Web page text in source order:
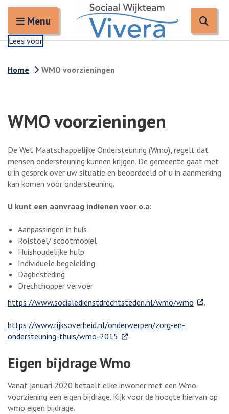
Open en sluit het
Menu
Lees voor
Home WMO voorzieningen
WMO voorzieningen
De Wet Maatschappelijke Ondersteuning (Wmo), regelt dat
mensen ondersteuning kunnen krijgen. De gemeente gaat met
u in gesprek over uw situatie en beoordeeld of u in aanmerking
kan komen voor ondersteuning.
U kunt een aanvraag indienen voor o.a:
Aanpassingen in huis
Rolstoel/ scootmobiel
Huishoudelijke hulp
Individuele begeleiding
Dagbesteding
Drechthopper vervoer
https://www.socialedienstdrechtsteden.nl/wmo/wmo . Externe
.
https://www.rijksoverheid.nl/onderwerpen/zorg-en-
ondersteuning-thuis/wmo-2015 . Externe link
.
Eigen bijdrage Wmo
Vanaf januari 2020 betaalt elke inwoner met een Wmo-
voorziening een eigen bijdrage. Kijk voor de hoogte hiervan op
wmo eigen bijdrage.